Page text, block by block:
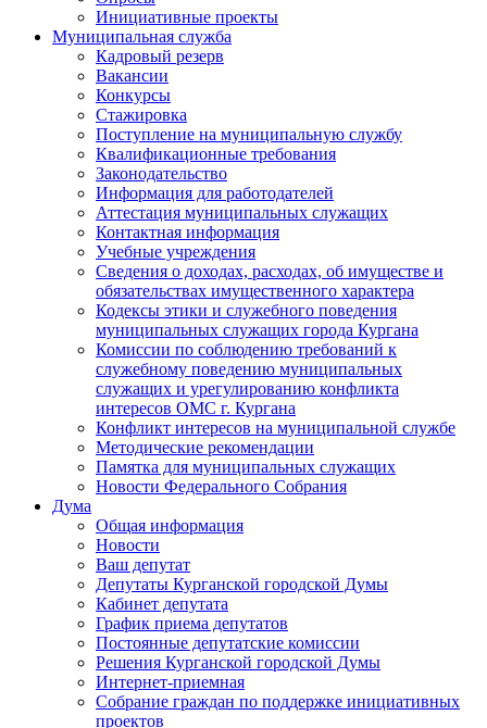
Инициативные проекты
Муниципальная служба
Кадровый резерв
Вакансии
Конкурсы
Стажировка
Поступление на муниципальную службу
Квалификационные требования
Законодательство
Информация для работодателей
Аттестация муниципальных служащих
Контактная информация
Учебные учреждения
Сведения о доходах, расходах, об имуществе и
обязательствах имущественного характера
Кодексы этики и служебного поведения
муниципальных служащих города Кургана
Комиссии по соблюдению требований к
служебному поведению муниципальных
служащих и урегулированию конфликта
интересов ОМС г. Кургана
Конфликт интересов на муниципальной службе
Методические рекомендации
Памятка для муниципальных служащих
Новости Федерального Cобрания
Дума
Общая информация
Новости
Ваш депутат
Депутаты Курганской городской Думы
Кабинет депутата
График приема депутатов
Постоянные депутатские комиссии
Решения Курганской городской Думы
Интернет-приемная
Собрание граждан по поддержке инициативных
проектов